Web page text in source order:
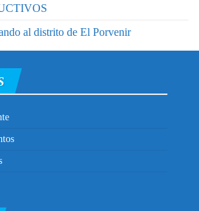
al distrito de El Porvenir